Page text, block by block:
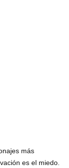
más
es el miedo.